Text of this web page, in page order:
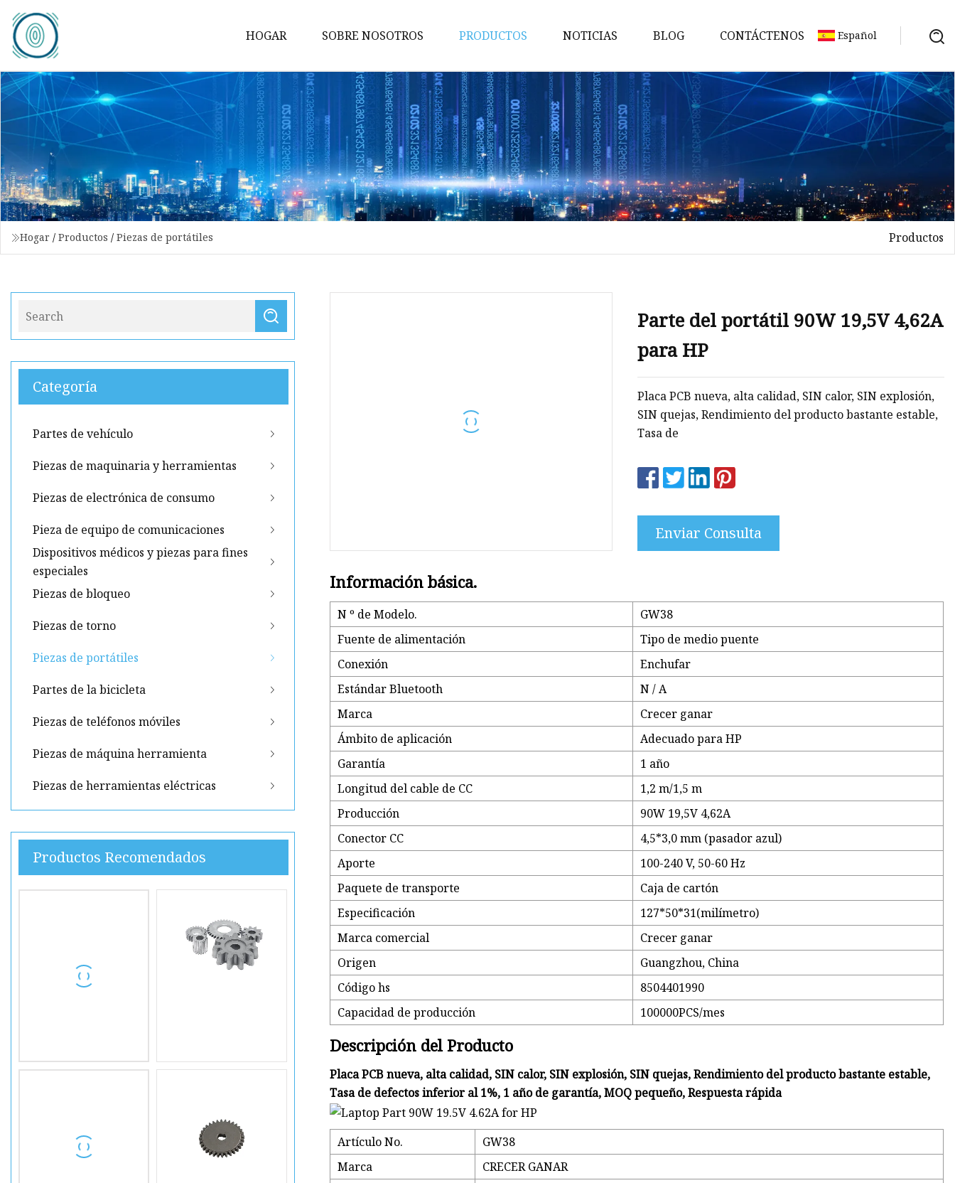
HOGAR SOBRE NOSOTROS PRODUCTOS
Partes de vehículo
Piezas de maquinaria y
herramientas
Piezas de electrónica de consumo
Pieza de equipo de
comunicaciones
Piezas de máquina herramienta
Piezas de herramientas eléctricas
NOTICIAS BLOG CONTÁCTENOS Español
Hogar / Productos / Piezas de portátiles Productos
Categoría
Partes de vehículo
Piezas de maquinaria y herramientas
Piezas de electrónica de consumo
Pieza de equipo de comunicaciones
Dispositivos médicos y piezas para fines
especiales
Piezas de bloqueo
Piezas de torno
Piezas de portátiles
Partes de la bicicleta
Piezas de teléfonos móviles
Piezas de máquina herramienta
Piezas de herramientas eléctricas
Productos Recomendados
Parte del portátil 90W 19,5V 4,62A
para HP
Placa PCB nueva, alta calidad, SIN calor, SIN explosión,
SIN quejas, Rendimiento del producto bastante estable,
Tasa de
Enviar Consulta
Información básica.
N º de Modelo.
GW38
Fuente de alimentación
Tipo de medio puente
Conexión
Enchufar
Estándar Bluetooth
N / A
Marca
Crecer ganar
Ámbito de aplicación
Adecuado para HP
Garantía
1 año
Longitud del cable de CC
1,2 m/1,5 m
Producción
90W 19,5V 4,62A
Conector CC
4,5*3,0 mm (pasador azul)
Aporte
100-240 V, 50-60 Hz
Paquete de transporte
Caja de cartón
Especificación
127*50*31(milímetro)
Marca comercial
Crecer ganar
Origen
Guangzhou, China
Código hs
8504401990
Capacidad de producción
100000PCS/mes
Descripción del Producto
Placa PCB nueva, alta calidad, SIN calor, SIN explosión, SIN quejas, Rendimiento del producto bastante estable,
Tasa de defectos inferior al 1%, 1 año de garantía, MOQ pequeño, Respuesta rápida
Artículo No.
GW38
Marca
CRECER GANAR